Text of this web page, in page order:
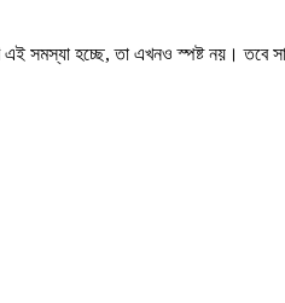
হচ্ছে, তা এখনও স্পষ্ট নয়। তবে